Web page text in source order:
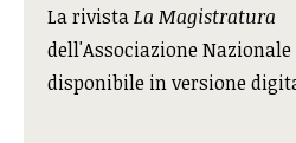
La rivistaLa Magistratura
dell'Associazione
disponibile in versione